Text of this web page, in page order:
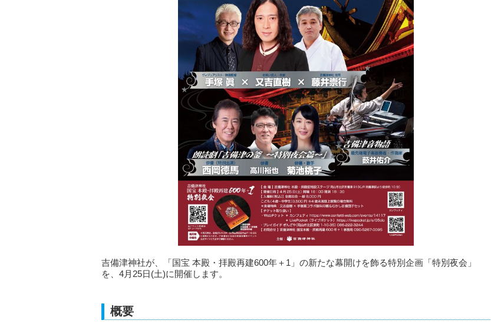
吉備津神社が、「国宝 本殿・拝殿再建600年＋1」の新たな幕開けを飾る特別企画「特別夜会」
を、4月25日(土)に開催します。
概要